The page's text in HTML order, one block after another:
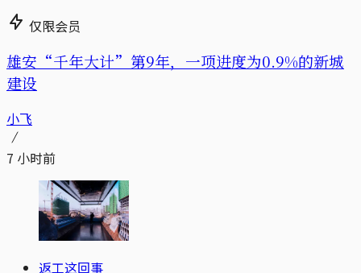
仅限会员
雄安“千年大计”第9年，一项进度为0.9%的新城
建设
小飞
7 小时前
返工这回事